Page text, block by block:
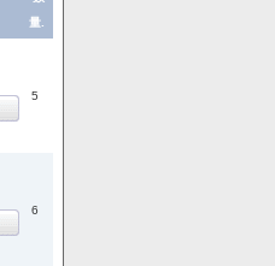
量.
5
6